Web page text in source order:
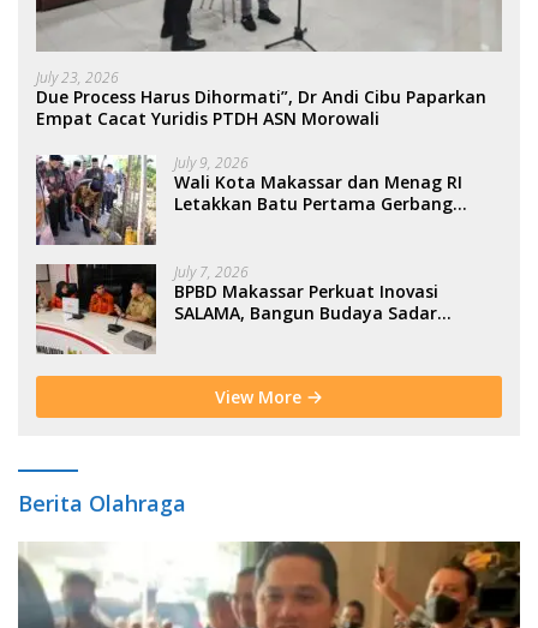
July 23, 2026
Due Process Harus Dihormati”, Dr Andi Cibu Paparkan
Empat Cacat Yuridis PTDH ASN Morowali
July 9, 2026
Wali Kota Makassar dan Menag RI
Letakkan Batu Pertama Gerbang
July 7, 2026
BPBD Makassar Perkuat Inovasi
SALAMA, Bangun Budaya Sadar
View More
Berita Olahraga